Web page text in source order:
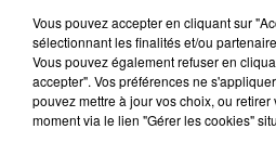
La famille a porté plainte
reconnu sa responsabilité
excuses.
TITRES DIFFUSÉS
Vous pouvez accepter en cliquant sur
sélectionnant les finalités et/ou
Vous pouvez également refuser en
accepter". Vos préférences ne
pouvez mettre à jour vos choix, ou
moment via le lien "Gérer les cookies"